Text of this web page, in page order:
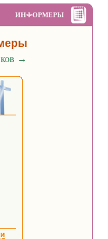
ИНФОРМЕРЫ
→